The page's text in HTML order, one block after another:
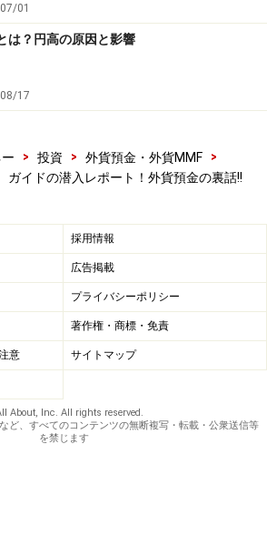
1/4 次のページへ
01
は？円高の原因と影響
17
> 投資 > 外貨預金・外貨MMF
>
ガイドの潜入レポート！外貨預金の裏話!!
採用情報
広告掲載
プライバシーポリシー
著作権・商標・免責
意 サイトマップ
About, Inc. All rights reserved.
ど、すべてのコンテンツの無断複写・転載・公衆送信等
を禁じます